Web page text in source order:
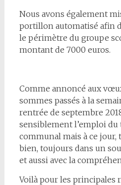
Nous avons également
portillon automatisé afin
le périmètre du groupe
montant de 7000 euros.
Comme annoncé aux
sommes passés à la
rentrée de septembre
sensiblement l’emploi
communal mais à ce
bien, toujours dans un
et aussi avec la
Voilà pour les principales